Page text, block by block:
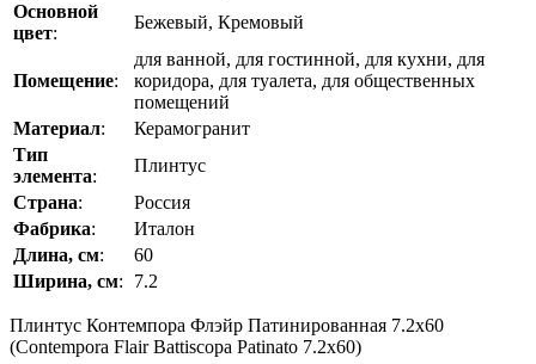
Основной
цвет:
Бежевый, Кремовый
Помещение:
для ванной, для гостинной, для кухни, для
коридора, для туалета, для общественных
помещений
Материал:
Керамогранит
Тип
элемента:
Плинтус
Страна:
Россия
Фабрика:
Италон
Длина, см:
60
Ширина, см: 7.2
Плинтус Контемпора Флэйр Патинированная 7.2x60
(Contempora Flair Battiscopa Patinato 7.2x60)